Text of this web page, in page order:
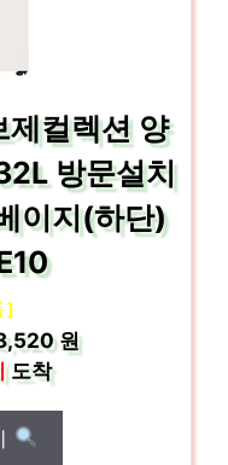
제컬렉션 양
방문설치
이지(하단)
]
원
도착